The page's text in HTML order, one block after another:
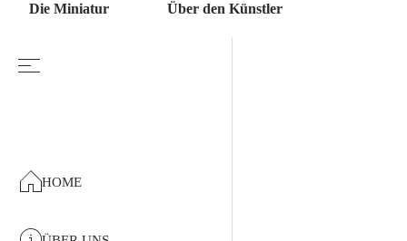
Die Miniatur Über den Künstler
HOME